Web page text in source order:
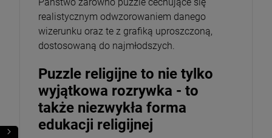
realistycznym odwzorowaniem danego
wizerunku oraz te z grafiką uproszczoną,
dostosowaną do najmłodszych.
Puzzle religijne to nie tylko
wyjątkowa rozrywka - to
także niezwykła forma
edukacji religijnej